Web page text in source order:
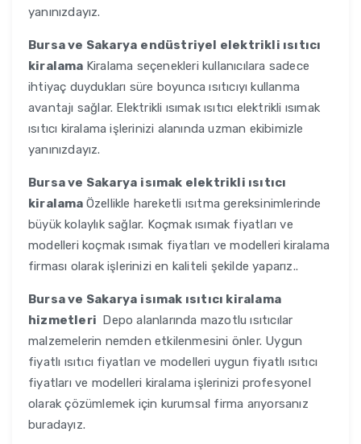
yanınızdayız.
Bursa ve Sakarya endüstriyel elektrikli ısıtıcı
kiralama Kiralama seçenekleri kullanıcılara sadece
ihtiyaç duydukları süre boyunca ısıtıcıyı kullanma
avantajı sağlar. Elektrikli ısımak ısıtıcı elektrikli ısımak
ısıtıcı kiralama işlerinizi alanında uzman ekibimizle
yanınızdayız.
Bursa ve Sakarya isımak elektrikli ısıtıcı
kiralama Özellikle hareketli ısıtma gereksinimlerinde
büyük kolaylık sağlar. Koçmak ısımak fiyatları ve
modelleri koçmak ısımak fiyatları ve modelleri kiralama
firması olarak işlerinizi en kaliteli şekilde yaparız..
Bursa ve Sakarya isımak ısıtıcı kiralama
hizmetleri Depo alanlarında mazotlu ısıtıcılar
malzemelerin nemden etkilenmesini önler. Uygun
fiyatlı ısıtıcı fiyatları ve modelleri uygun fiyatlı ısıtıcı
fiyatları ve modelleri kiralama işlerinizi profesyonel
olarak çözümlemek için kurumsal firma arıyorsanız
buradayız.